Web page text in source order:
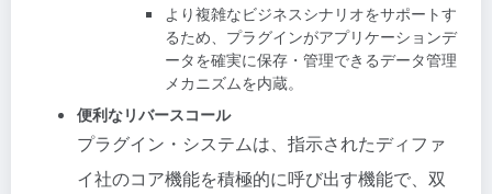
より複雑なビジネスシナリオをサポートす
るため、プラグインがアプリケーションデ
ータを確実に保存・管理できるデータ管理
メカニズムを内蔵。
便利なリバースコール
プラグイン・システムは、指示されたディファ
イ社のコア機能を積極的に呼び出す機能で、双